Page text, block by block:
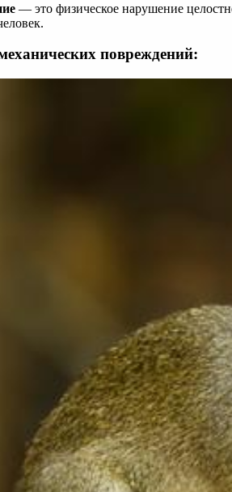
— это физическое нарушение
повреждений: